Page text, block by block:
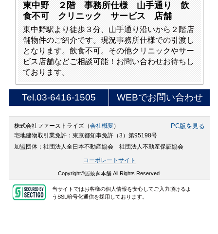
東中野 ２階 事務所仕様 山手通り 飲
食不可 クリニック サービス 店舗
東中野駅より徒歩３分、山手通り沿いから２階店
舗物件のご紹介です。現況事務所仕様での引渡し
となります。飲食不可。その他クリニックやサー
ビス店舗などご相談可能！お問い合わせお待ちし
ております。
Tel.03-6416-1505 WEBでお問い合わせ
株式会社ファーストライズ（会社概要） PC版を見る
宅地建物取引業免許：東京都知事免許（3）第95198号
加盟団体：社団法人全日本不動産協会 社団法人不動産保証協会
コーポレートサイト
Copyright©居抜き本舗 All Rights Reserved.
当サイトではお客様の個人情報を安心してご入力頂けるよ
うSSL暗号化通信を採用しております。